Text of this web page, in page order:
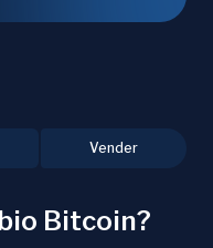
Vender
Bitcoin?